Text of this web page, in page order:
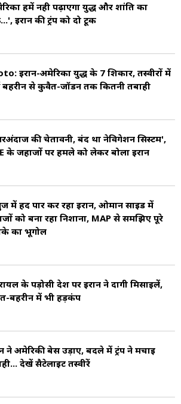
हमें नही पढ़ाएगा युद्ध और शांति का
ईरान की ट्रंप को दो टूक
ईरान-अमेरिका युद्ध के 7 शिकार, तस्वीरों में
से कुवैत-जॉर्डन तक कितनी तबाही
की चेतावनी, बंद था नेविगेशन सिस्टम',
के जहाजों पर हमले को लेकर बोला ईरान
में हद पार कर रहा ईरान, ओमान साइड में
को बना रहा निशाना, MAP से समझिए पूरे
का भूगोल
के पड़ोसी देश पर ईरान ने दागी मिसाइलें,
बहरीन में भी हड़कंप
ने अमेरिकी बेस उड़ाए, बदले में ट्रंप ने मचाई
देखें सैटेलाइट तस्वीरें